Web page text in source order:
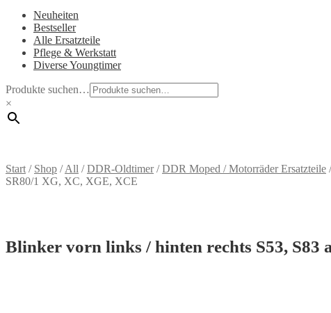
Neuheiten
Bestseller
Alle Ersatzteile
Pflege & Werkstatt
Diverse Youngtimer
Produkte suchen…
×
Start / Shop /All /DDR-Oldtimer/DDR Moped / Motorräder Ersatzteile
SR80/1 XG, XC, XGE, XCE
Blinker vorn links / hinten rechts S53, S83